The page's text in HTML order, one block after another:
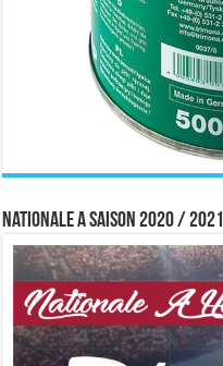
Nationale A saison 2020 / 2021